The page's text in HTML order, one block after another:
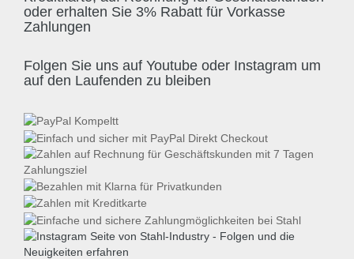
oder erhalten Sie 3% Rabatt für Vorkasse
Zahlungen
Folgen Sie uns auf Youtube oder Instagram um
auf den Laufenden zu bleiben